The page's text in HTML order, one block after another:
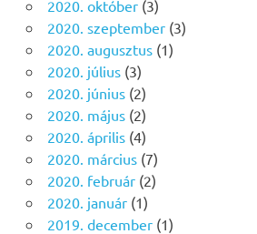
2020. október(3)
2020. szeptember(3)
2020. augusztus(1)
2020. július(3)
2020. június(2)
2020. május(2)
2020. április(4)
2020. március(7)
2020. február(2)
2020. január(1)
2019. december(1)